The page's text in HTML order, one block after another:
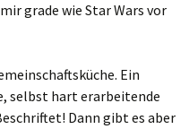
grade wie Star Wars vor
Ein
selbst hart erarbeitende
Dann gibt es aber